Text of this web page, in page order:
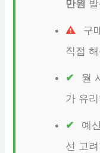
만원
구
직접
월
가 유
예
선 고